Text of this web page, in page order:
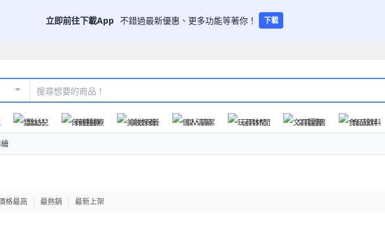
立即前往下載App 不錯過最新優惠、更多功能等著你！ 下載
嬰幼兒 保健醫療 美妝保養 個人清潔 玩具休閒 文具圖書 食品飲料
格最高 最熱銷 最新上架